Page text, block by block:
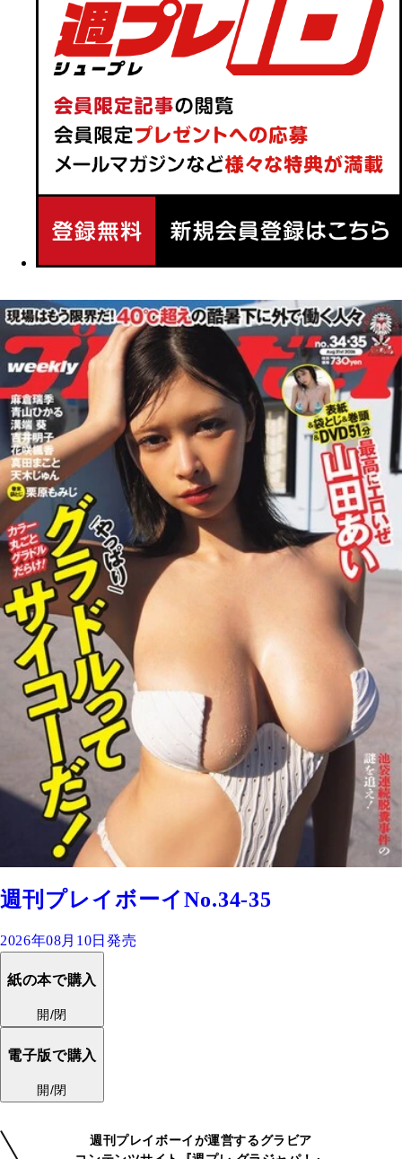
週刊プレイボーイNo.34-35
2026年08月10日発売
紙の本で購入
開/閉
電子版で購入
開/閉
週刊プレイボーイが運営するグラビア